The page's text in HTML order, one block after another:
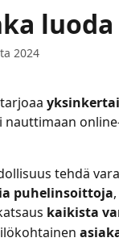
2024
nauttimaan
tehdä
puhelinsoittoja
kaikista